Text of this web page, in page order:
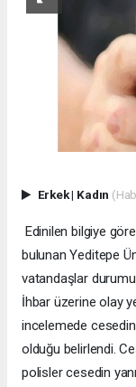
Erkek| Kadın
Edinilen bilgiye
bulunan Yeditepe
vatandaşlar
İhbar üzerine olay
incelemede
olduğu belirlendi.
polisler cesedin